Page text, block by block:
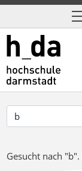
Gesucht nach "b".